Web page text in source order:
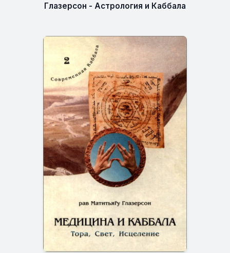
Глазерсон - Астрология и Каббала